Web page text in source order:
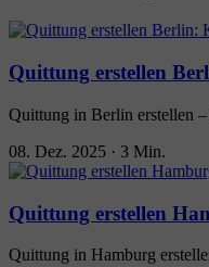
Quittung erstellen
Quittung in Berlin erstellen
08. Dez. 2025 · 3 Min.
Quittung erstellen
Quittung in Hamburg